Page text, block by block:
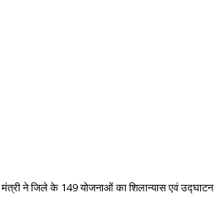
ने जिले के 149 योजनाओं का शिलान्यास एवं उद्घाटन